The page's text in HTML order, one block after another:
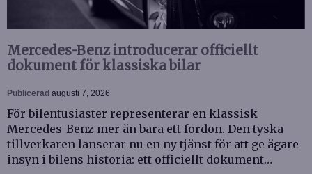
Mercedes-Benz introducerar officiellt
dokument för klassiska bilar
Publicerad augusti 7, 2026
För bilentusiaster representerar en klassisk
Mercedes-Benz mer än bara ett fordon. Den tyska
tillverkaren lanserar nu en ny tjänst för att ge ägare
insyn i bilens historia: ett officiellt dokument…